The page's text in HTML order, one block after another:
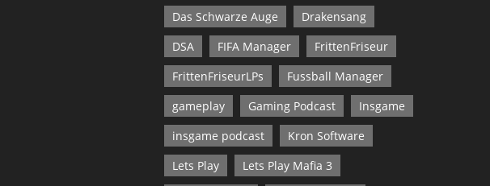
Das Schwarze Auge
Drakensang
DSA
FIFA Manager
FrittenFriseur
FrittenFriseurLPs
Fussball Manager
gameplay
Gaming Podcast
Insgame
insgame podcast
Kron Software
Lets Play
Lets Play Mafia 3